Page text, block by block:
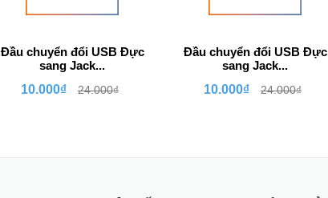
Đầu chuyển đổi USB Đực
sang Jack...
10.000₫
24.000₫
Đầu chuyển đổi USB Đực
sang Jack...
10.000₫
24.000₫